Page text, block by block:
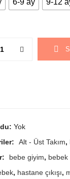
6-9 ay 9-12
Yok
Alt - Üst Takım,
bebe giyim, bebek
, hastane çıkışı,